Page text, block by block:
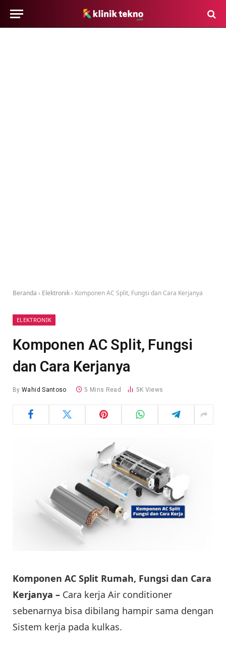
Beranda › Elektronik › Komponen AC Split, Fungsi dan Cara Kerjanya
ELEKTRONIK
Komponen AC Split, Fungsi
dan Cara Kerjanya
By Wahid Santoso 5 Mins Read 5K Views
Komponen AC Split Rumah, Fungsi dan Cara
Kerjanya – Cara kerja Air conditioner
sebenarnya bisa dibilang hampir sama dengan
Sistem kerja pada kulkas.